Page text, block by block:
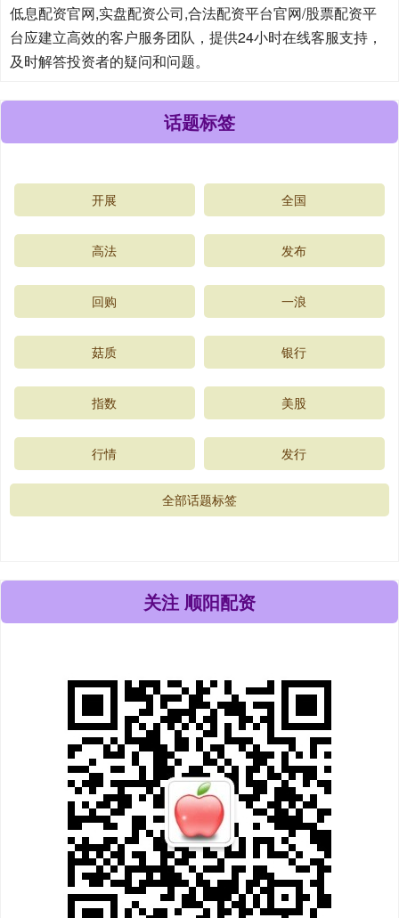
低息配资官网,实盘配资公司,合法配资平台官网/股票配资平
台应建立高效的客户服务团队，提供24小时在线客服支持，
及时解答投资者的疑问和问题。
话题标签
开展 全国
高法 发布
回购 一浪
菇质 银行
指数 美股
行情 发行
全部话题标签
关注 顺阳配资